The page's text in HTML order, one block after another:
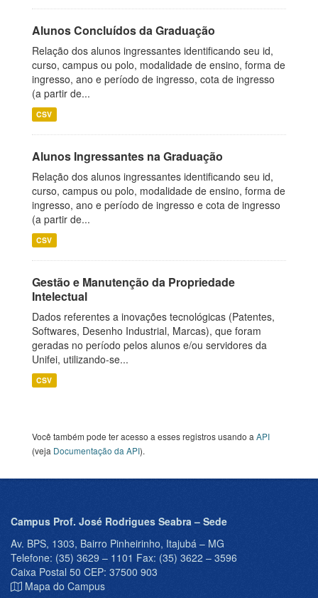
Alunos Concluídos da Graduação
Relação dos alunos ingressantes identificando seu id,
curso, campus ou polo, modalidade de ensino, forma de
ingresso, ano e período de ingresso, cota de ingresso
(a partir de...
CSV
Alunos Ingressantes na Graduação
Relação dos alunos ingressantes identificando seu id,
curso, campus ou polo, modalidade de ensino, forma de
ingresso, ano e período de ingresso e cota de ingresso
(a partir de...
CSV
Gestão e Manutenção da Propriedade
Intelectual
Dados referentes a inovações tecnológicas (Patentes,
Softwares, Desenho Industrial, Marcas), que foram
geradas no período pelos alunos e/ou servidores da
Unifei, utilizando-se...
CSV
Você também pode ter acesso a esses registros usando a API
(veja Documentação da API).
Campus Prof. José Rodrigues Seabra – Sede
Av. BPS, 1303, Bairro Pinheirinho, Itajubá – MG
Telefone: (35) 3629 – 1101 Fax: (35) 3622 – 3596
Caixa Postal 50 CEP: 37500 903
Mapa do Campus